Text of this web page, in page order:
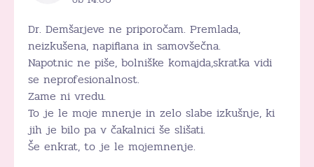
Dr. Demšarjeve ne priporočam. Premlada,
neizkušena, napiflana in samovšečna.
Napotnic ne piše, bolniške komajda,skratka vidi
se neprofesionalnost.
Zame ni vredu.
To je le moje mnenje in zelo slabe izkušnje, ki
jih je bilo pa v čakalnici še slišati.
Še enkrat, to je le mojemnenje.